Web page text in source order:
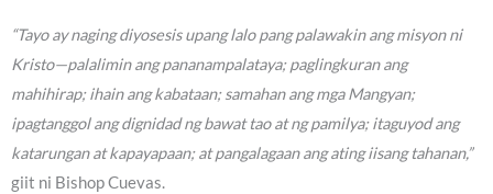
“Tayo ay naging diyosesis upang lalo pang palawakin ang misyon ni
Kristo—palalimin ang pananampalataya; paglingkuran ang
mahihirap; ihain ang kabataan; samahan ang mga Mangyan;
ipagtanggol ang dignidad ng bawat tao at ng pamilya; itaguyod ang
katarungan at kapayapaan; at pangalagaan ang ating iisang tahanan,”
giit ni Bishop Cuevas.